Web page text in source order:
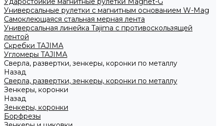
Универсальные рулетки с магнитным основанием W-Mag
Самоклеющаяся стальная мерная лента
Универсальная линейка Tajima с противоскользящей
лентой
Скребки TAJIMA
Угломеры TAJIMA
Сверла, развертки, зенкеры, коронки по металлу
Назад
Сверла, развертки, зенкеры, коронки по металлу
Зенкеры, коронки
Назад
Зенкеры, коронки
Борфрезы